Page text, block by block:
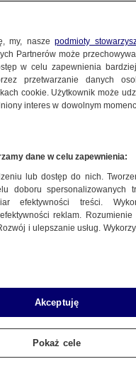
instrument
my, naszepodmioty
Partnerów może
w celu zapewnienia
przetwarzanie danych
cookie. Użytkownik może
interes w dowolnym
dane w celu zapewnienia:
lub dostęp do nich.
doboru spersonalizowanych
efektywności treści.
reklam.
i ulepszanie usług.
Akceptuję
Pokaż cele